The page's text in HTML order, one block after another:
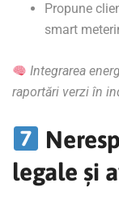
Propune
smart
Integrarea
raportări verzi în
legale și